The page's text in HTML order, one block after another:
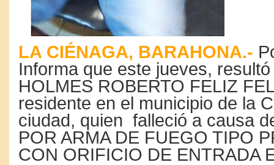
LA CIÉNAGA, BARAHONA.-
Informa que este jueves,
HOLMES ROBERTO FELIZ
residente en el municipio de la
ciudad, quien falleció a causa
POR ARMA DE FUEGO TIPO
CON ORIFICIO DE ENTRADA